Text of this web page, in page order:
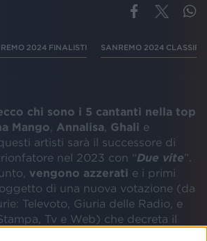
2024 FINALISTI SANREMO 2024
chi sono i 5 cantanti nella top
Mango Annalisa Ghali e
artisti sarà il successore di
nel 2023 con “Due vite”.
vengono azzerati e i primi
di una nuova votazione (da
Televoto, Giuria delle Radio, e
Tv e Web) che decreta il